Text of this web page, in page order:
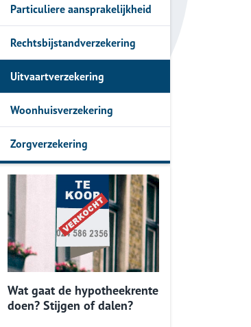
Particuliere aansprakelijkheid
Rechtsbijstandverzekering
Uitvaartverzekering
Woonhuisverzekering
Zorgverzekering
Wat gaat de hypotheekrente
doen? Stijgen of dalen?